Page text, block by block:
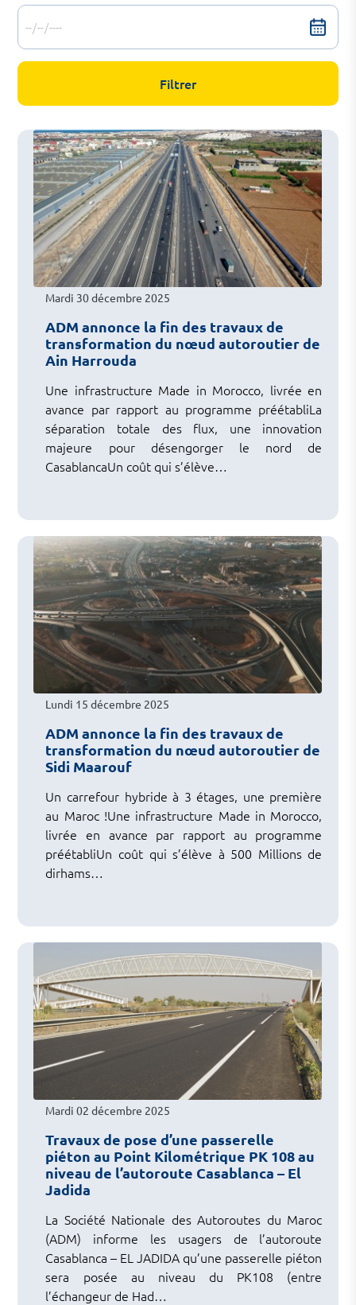
Mardi 30 décembre 2025
ADM annonce la fin des travaux de
transformation du nœud autoroutier de
Ain Harrouda
Une infrastructure Made in Morocco, livrée en
avance par rapport au programme préétabliLa
séparation totale des flux, une innovation
majeure pour désengorger le nord de
CasablancaUn coût qui s’élève…
Lundi 15 décembre 2025
ADM annonce la fin des travaux de
transformation du nœud autoroutier de
Sidi Maarouf
Un carrefour hybride à 3 étages, une première
au Maroc !Une infrastructure Made in Morocco,
livrée en avance par rapport au programme
préétabliUn coût qui s’élève à 500 Millions de
dirhams…
Mardi 02 décembre 2025
Travaux de pose d’une passerelle
piéton au Point Kilométrique PK 108 au
niveau de l’autoroute Casablanca – El
Jadida
La Société Nationale des Autoroutes du Maroc
(ADM) informe les usagers de l’autoroute
Casablanca – EL JADIDA qu’une passerelle piéton
sera posée au niveau du PK108 (entre
l’échangeur de Had…